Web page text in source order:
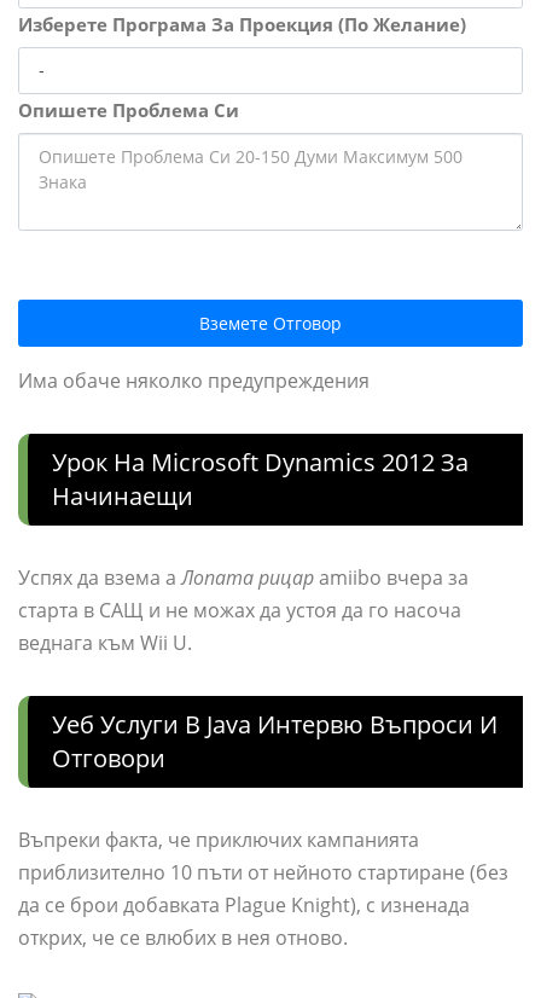
Изберете Програма За Проекция (По Желание)
Опишете Проблема Си
Вземете Отговор
Има обаче няколко предупреждения
Урок На Microsoft Dynamics 2012 За
Начинаещи
Успях да взема аЛопата рицарamiibo вчера за
старта в САЩ и не можах да устоя да го насоча
веднага към Wii U.
Уеб Услуги В Java Интервю Въпроси И
Отговори
Въпреки факта, че приключих кампанията
приблизително 10 пъти от нейното стартиране (без
да се брои добавката Plague Knight), с изненада
открих, че се влюбих в нея отново.